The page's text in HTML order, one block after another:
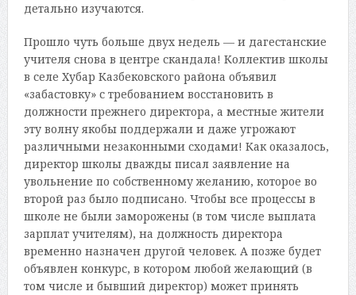
детально изучаются.
Прошло чуть больше двух недель — и дагестанские
учителя снова в центре скандала! Коллектив школы
в селе Хубар Казбековского района объявил
«забастовку» с требованием восстановить в
должности прежнего директора, а местные жители
эту волну якобы поддержали и даже угрожают
различными незаконными сходами! Как оказалось,
директор школы дважды писал заявление на
увольнение по собственному желанию, которое во
второй раз было подписано. Чтобы все процессы в
школе не были заморожены (в том числе выплата
зарплат учителям), на должность директора
временно назначен другой человек. А позже будет
объявлен конкурс, в котором любой желающий (в
том числе и бывший директор) может принять